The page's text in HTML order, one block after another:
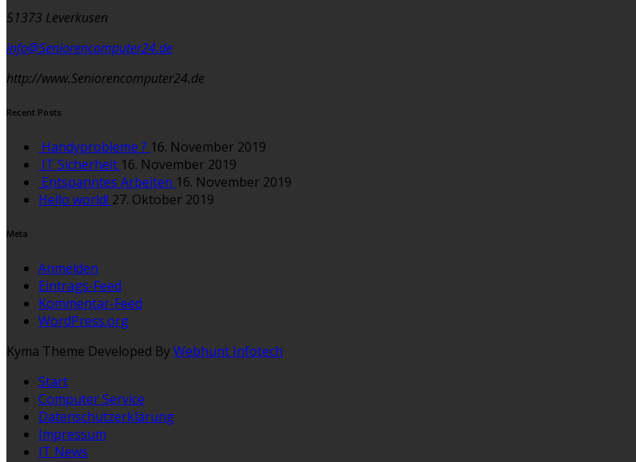
51373 Leverkusen
info@Seniorencomputer24.de
http://www.Seniorencomputer24.de
Recent Posts
Handyprobleme ? 16. November 2019
IT Sicherheit 16. November 2019
Entspanntes Arbeiten 16. November 2019
Hello world! 27. Oktober 2019
Meta
Anmelden
Eintrags-Feed
Kommentar-Feed
WordPress.org
Kyma Theme Developed ByWebhunt Infotech
Start
Computer Service
Datenschutzerklärung
Impressum
IT News